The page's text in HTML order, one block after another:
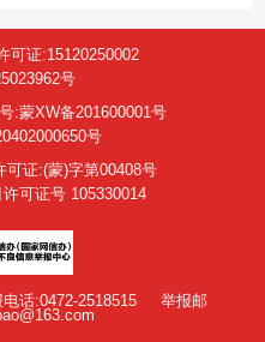
可证:15120250002
号
:蒙XW备201600001号
号
可证:(蒙)字第00408号
可证号 105330014
话:0472-2518515
举报邮